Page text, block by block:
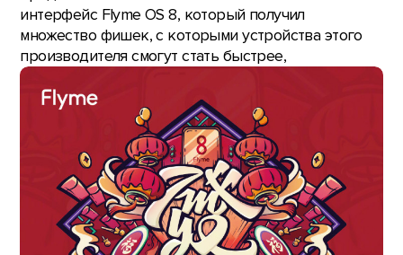
интерфейс Flyme OS 8, который получил
множество фишек, с которыми устройства этого
производителя смогут стать быстрее,